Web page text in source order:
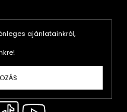
ajánlatainkról,